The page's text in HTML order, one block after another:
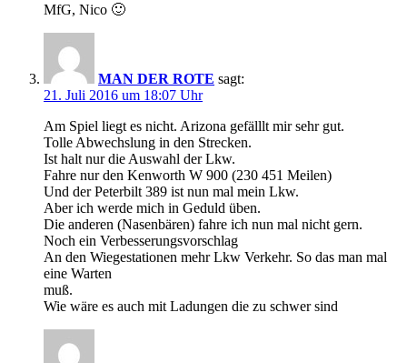
MfG, Nico 🙂
MAN DER ROTE sagt:
21. Juli 2016 um 18:07 Uhr
Am Spiel liegt es nicht. Arizona gefälllt mir sehr gut.
Tolle Abwechslung in den Strecken.
Ist halt nur die Auswahl der Lkw.
Fahre nur den Kenworth W 900 (230 451 Meilen)
Und der Peterbilt 389 ist nun mal mein Lkw.
Aber ich werde mich in Geduld üben.
Die anderen (Nasenbären) fahre ich nun mal nicht gern.
Noch ein Verbesserungsvorschlag
An den Wiegestationen mehr Lkw Verkehr. So das man mal
eine Warten
muß.
Wie wäre es auch mit Ladungen die zu schwer sind